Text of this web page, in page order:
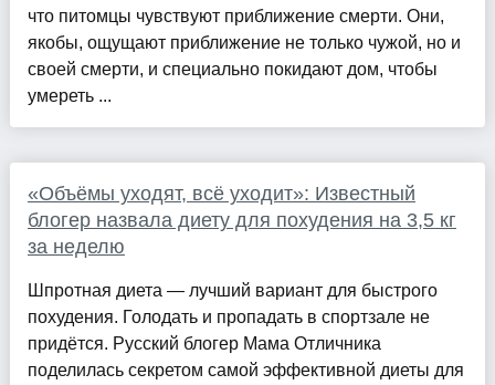
что питомцы чувствуют приближение смерти. Они,
якобы, ощущают приближение не только чужой, но и
своей смерти, и специально покидают дом, чтобы
умереть ...
«Объёмы уходят, всё уходит»: Известный
блогер назвала диету для похудения на 3,5 кг
за неделю
Шпротная диета — лучший вариант для быстрого
похудения. Голодать и пропадать в спортзале не
придётся. Русский блогер Мама Отличника
поделилась секретом самой эффективной диеты для